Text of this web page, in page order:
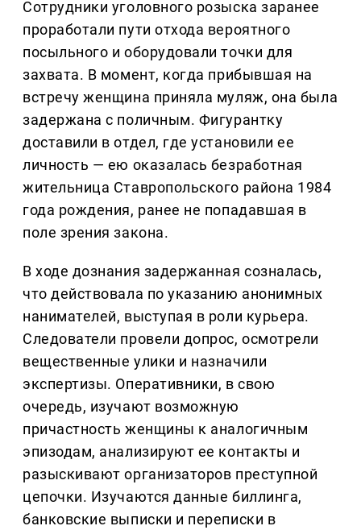
Сотрудники уголовного розыска заранее
проработали пути отхода вероятного
посыльного и оборудовали точки для
захвата. В момент, когда прибывшая на
встречу женщина приняла муляж, она была
задержана с поличным. Фигурантку
доставили в отдел, где установили ее
личность — ею оказалась безработная
жительница Ставропольского района 1984
года рождения, ранее не попадавшая в
поле зрения закона.
В ходе дознания задержанная созналась,
что действовала по указанию анонимных
нанимателей, выступая в роли курьера.
Следователи провели допрос, осмотрели
вещественные улики и назначили
экспертизы. Оперативники, в свою
очередь, изучают возможную
причастность женщины к аналогичным
эпизодам, анализируют ее контакты и
разыскивают организаторов преступной
цепочки. Изучаются данные биллинга,
банковские выписки и переписки в